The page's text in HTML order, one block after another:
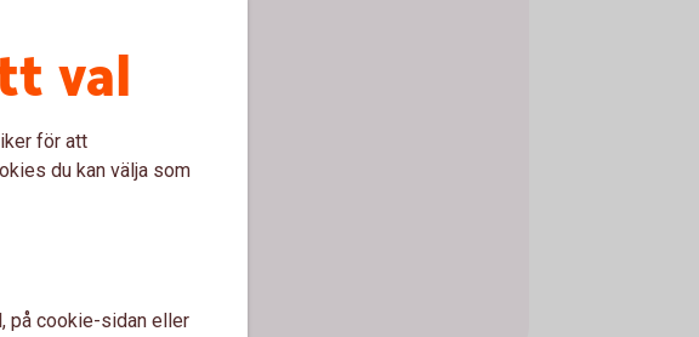
val
för att
du kan välja som
på cookie-sidan eller